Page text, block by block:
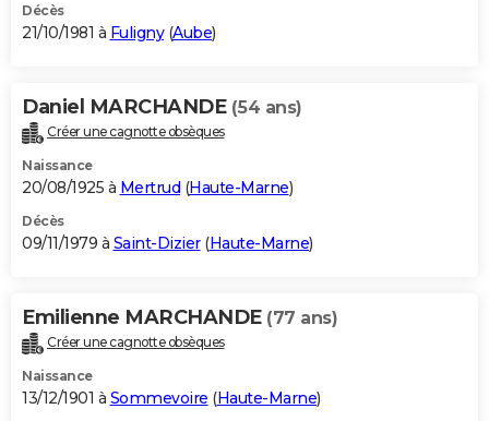
Décès
21/10/1981 à Fuligny(Aube)
Daniel MARCHANDE (54 ans)
Créer une cagnotte obsèques
Naissance
20/08/1925 à Mertrud (Haute-Marne)
Décès
09/11/1979 à Saint-Dizier(Haute-Marne)
Emilienne MARCHANDE (77 ans)
Créer une cagnotte obsèques
Naissance
13/12/1901 à Sommevoire (Haute-Marne)